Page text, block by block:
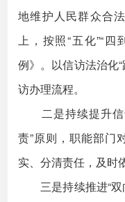
地维护人民群众合
上，按照“五化”“
例》。以信访法治化
访办理流程。
二是持续提升信
责”原则，职能部门
实、分清责任，及时
三是持续推进“双